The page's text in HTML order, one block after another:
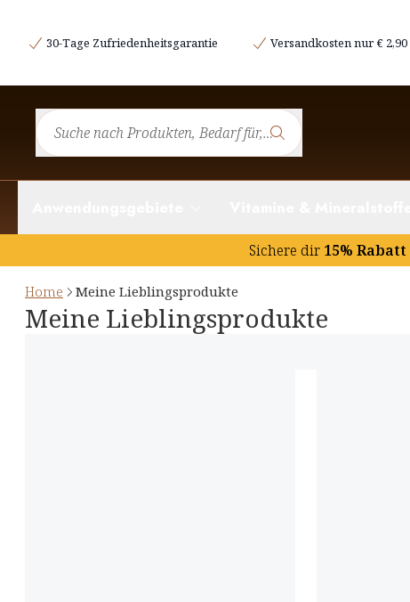
30-Tage Zufriedenheitsgarantie Versandkosten nur € 2,90
Sichere dir 15% Rabatt
Home Meine Lieblingsprodukte
Meine Lieblingsprodukte